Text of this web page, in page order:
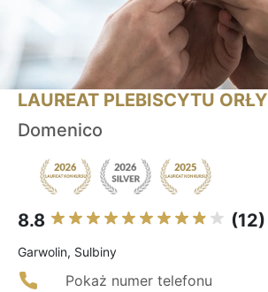
LAUREAT PLEBISCYTU ORŁY
Domenico
8.8 (12)
Garwolin, Sulbiny
Pokaż numer telefonu